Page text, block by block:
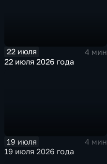
22 июля
4 мин
22 июля 2026 года
19 июля
4 мин
19 июля 2026 года